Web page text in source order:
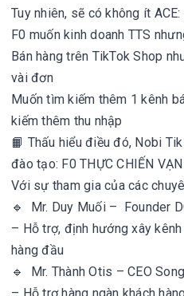
Tuy nhiên, sẽ có không ít ACE:
F0 muốn kinh doanh TTS
Bán hàng trên TikTok Shop
vài đơn
Muốn tìm kiếm thêm 1 kênh
kiếm thêm thu nhập
📙 Thấu hiểu điều đó, Nobi
đào tạo: F0 THỰC CHIẾN
Với sự tham gia của các
🔹 Mr. Duy Muối – Founder
– Hỗ trợ, định hướng xây
hàng đầu
🔹 Mr. Thành Otis – CEO